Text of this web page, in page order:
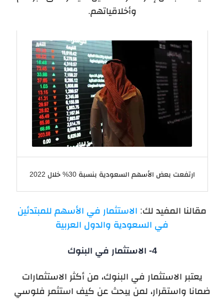
وأخلاقياتهم.
ارتفعت بعض الأسهم السعودية بنسبة 30% خلال 2022
مقالنا المفيد لك: الاستثمار في الأسهم للمبتدئين
في السعودية والدول العربية
4- الاستثمار في البنوك
يعتبر الاستثمار في البنوك، من أكثر الاستثمارات
ضمانا واستقرار، لمن يبحث عن كيف استثمر فلوسي